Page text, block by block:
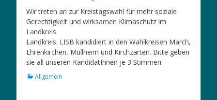
Wir treten an zur Kreistagswahl für mehr soziale
Gerechtigkeit und wirksamen Klimaschutz im
Landkreis.
Landkreis. LISB kandidiert in den Wahlkreisen March,
Ehrenkirchen, Müllheim und Kirchzarten. Bitte geben
sie all unseren KandidatInnen je 3 Stimmen.
Kategorien
Allgemein